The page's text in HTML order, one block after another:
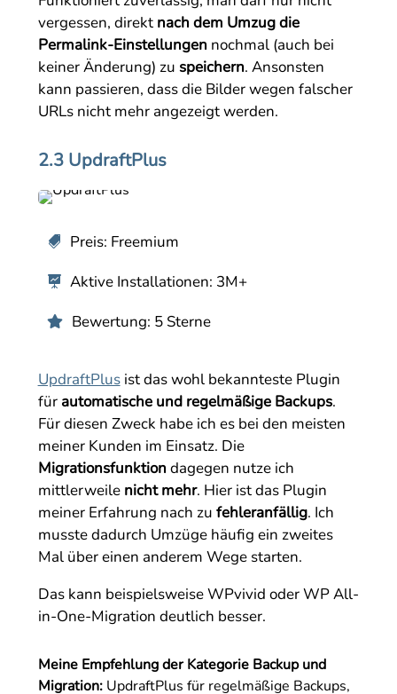
vergessen, direkt nach dem Umzug die
Permalink-Einstellungennochmal (auch bei
keiner Änderung) zu speichern. Ansonsten
kann passieren, dass die Bilder wegen falscher
URLs nicht mehr angezeigt werden.
2.3 UpdraftPlus
 Preis: Freemium
 Aktive Installationen: 3M+
 Bewertung: 5 Sterne
UpdraftPlusist das wohl bekannteste Plugin
für automatische und regelmäßige Backups.
Für diesen Zweck habe ich es bei den meisten
meiner Kunden im Einsatz. Die
Migrationsfunktiondagegen nutze ich
mittlerweile nicht mehr. Hier ist das Plugin
meiner Erfahrung nach zu fehleranfällig. Ich
musste dadurch Umzüge häufig ein zweites
Mal über einen anderem Wege starten.
Das kann beispielsweise WPvivid oder WP All-
in-One-Migration deutlich besser.
Meine Empfehlung der Kategorie Backup und
Migration: UpdraftPlus für regelmäßige Backups,